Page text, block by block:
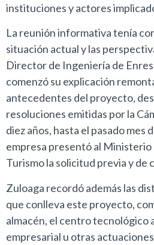
instituciones y actores
La reunión informativa tenía
situación actual y las
Director de Ingeniería de
comenzó su explicación
antecedentes del proyecto,
resoluciones emitidas por la
diez años, hasta el pasado mes
empresa presentó al
Turismo la solicitud previa y de
Zuloaga recordó además las
que conlleva este proyecto,
almacén, el centro tecnológico
empresarial u otras